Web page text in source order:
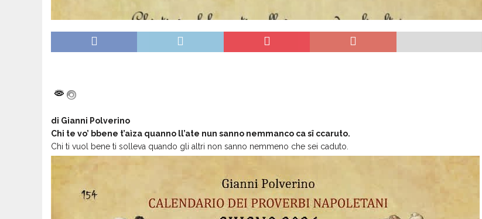
di Gianni Polverino
Chi te vo’ bbene t’aìza quanno ll’ate nun sanno nemmanco ca sî ccaruto.
Chi ti vuol bene ti solleva quando gli altri non sanno nemmeno che sei caduto.